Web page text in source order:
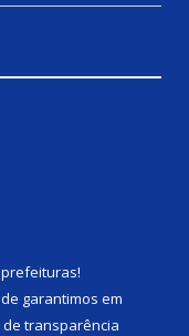
!
garantimos em
de transparência